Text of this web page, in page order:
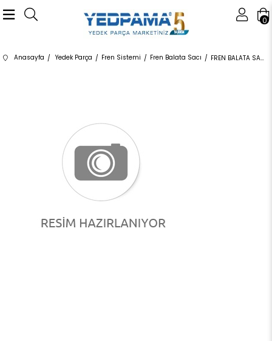
0
Anasayfa Yedek Parça Fren Sistemi Fren Balata Sacı FREN BALATA SACI 8DZ355201421 34116776526 34116776526 E81,E82,E87,E88,E90,E91,E92,E93,E60,E61,E84,E89 1.6,1.8,2.0 SET ÖN 2005-2010